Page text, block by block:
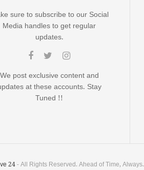
sure to subscribe to our Social
Media handles to get regular
updates.
We post exclusive content and
at these accounts. Stay
Tuned !!
24- All Rights Reserved. Ahead of Time, Always.